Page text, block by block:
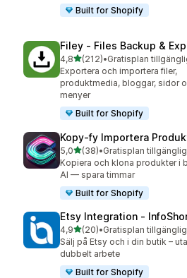
Built for Shopify
Filey ‑ Files Backup &
4,8av 5 stjärnor
(212)
212 recensioner totalt
•Gratisplan
Exportera och importera filer,
produktmedia, bloggar, sidor
menyer
Built for Shopify
Kopy‑fy Importera
5,0av 5 stjärnor
(38)
38 recensioner totalt
•Gratisplan tillgänglig
Kopiera och klona produkter i
AI — spara timmar
Built for Shopify
Etsy Integration ‑
4,9av 5 stjärnor
(20)
20 recensioner totalt
•Gratisplan tillgänglig
Sälj på Etsy och i din butik –
dubbelt arbete
Built for Shopify